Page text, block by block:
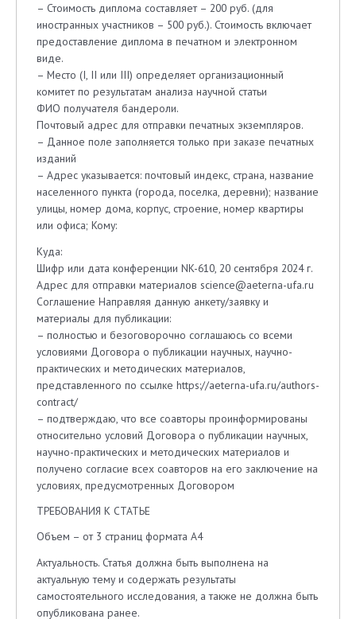
– Стоимость диплома составляет – 200 руб. (для
иностранных участников – 500 руб.). Стоимость включает
предоставление диплома в печатном и электронном
виде.
– Место (I, II или III) определяет организационный
комитет по результатам анализа научной статьи
ФИО получателя бандероли.
Почтовый адрес для отправки печатных экземпляров.
– Данное поле заполняется только при заказе печатных
изданий
– Адрес указывается: почтовый индекс, страна, название
населенного пункта (города, поселка, деревни); название
улицы, номер дома, корпус, строение, номер квартиры
или офиса; Кому:
Куда:
Шифр или дата конференции NK-610, 20 сентября 2024 г.
Адрес для отправки материалов science@aeterna-ufa.ru
Соглашение Направляя данную анкету/заявку и
материалы для публикации:
– полностью и безоговорочно соглашаюсь со всеми
условиями Договора о публикации научных, научно-
практических и методических материалов,
представленного по ссылке https://aeterna-ufa.ru/authors-
contract/
– подтверждаю, что все соавторы проинформированы
относительно условий Договора о публикации научных,
научно-практических и методических материалов и
получено согласие всех соавторов на его заключение на
условиях, предусмотренных Договором
ТРЕБОВАНИЯ К СТАТЬЕ
Объем – от 3 страниц формата A4
Актуальность. Статья должна быть выполнена на
актуальную тему и содержать результаты
самостоятельного исследования, а также не должна быть
опубликована ранее.